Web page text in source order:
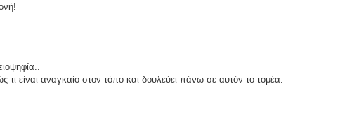
τι είναι αναγκαίο στον τόπο και δουλεύει πάνω σε αυτόν το τομέα.